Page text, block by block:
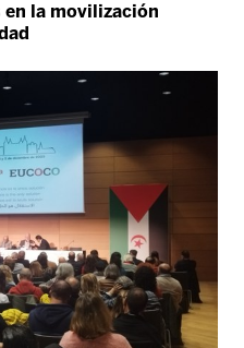
en la movilización